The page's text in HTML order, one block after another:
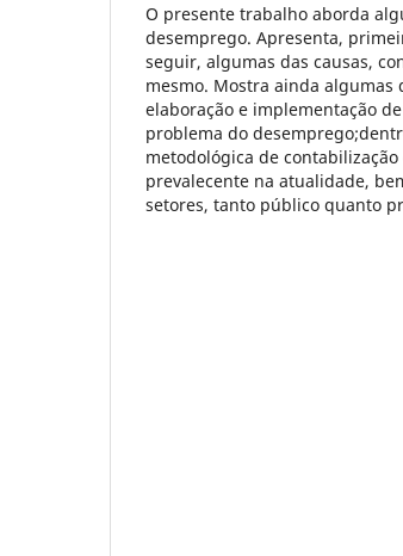
O presente trabalho aborda
desemprego. Apresenta,
seguir, algumas das causas,
mesmo. Mostra ainda
elaboração e implementação
problema do
metodológica de
prevalecente na atualidade,
setores, tanto público quanto